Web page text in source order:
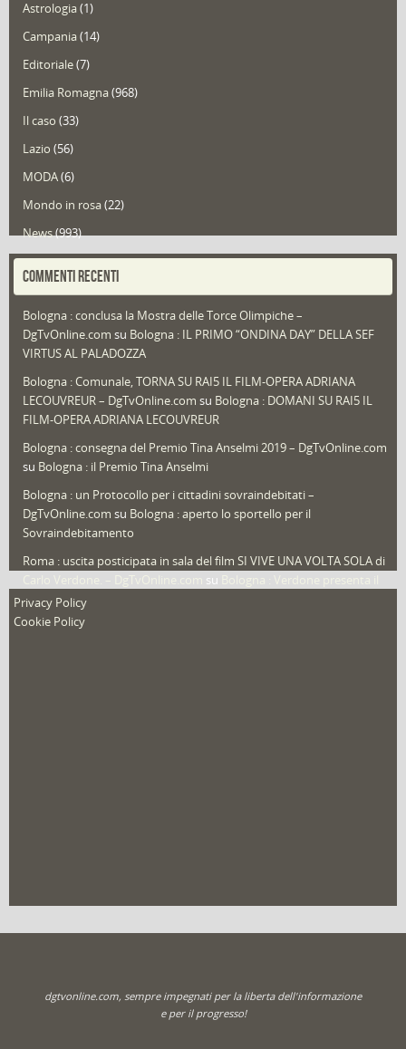
Astrologia(1)
Campania(14)
Editoriale(7)
Emilia Romagna(968)
Il caso (33)
Lazio (56)
MODA(6)
Mondo in rosa(22)
News(993)
Portfolio(1)
Redazioni(1.049)
Speciali (22)
Sport
That's Bologna Magazine(25)
Video (archivio) (263)
COMMENTI RECENTI
Bologna : conclusa la Mostra delle Torce Olimpiche –
DgTvOnline.com su Bologna : IL PRIMO “ONDINA DAY” DELLA SEF
VIRTUS AL PALADOZZA
Bologna : Comunale, TORNA SU RAI5 IL FILM-OPERA ADRIANA
LECOUVREUR – DgTvOnline.com su Bologna : DOMANI SU RAI5 IL
FILM-OPERA ADRIANA LECOUVREUR
Bologna : consegna del Premio Tina Anselmi 2019 – DgTvOnline.com
su Bologna : il Premio Tina Anselmi
Bologna : un Protocollo per i cittadini sovraindebitati –
DgTvOnline.com su Bologna : aperto lo sportello per il
Sovraindebitamento
Roma : uscita posticipata in sala del film SI VIVE UNA VOLTA SOLA di
su
nuovo film
Privacy Policy
Cookie Policy
dgtvonline.com, sempre impegnati per la liberta dell'informazione
e per il progresso!